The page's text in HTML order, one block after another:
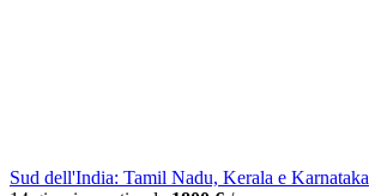
Sud dell'India: Tamil Nadu, Kerala e Karnataka